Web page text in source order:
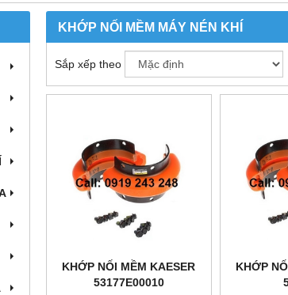
KHỚP NỐI MỀM MÁY NÉN KHÍ
Sắp xếp theo
KHỚP NỐI MỀM KAESER
53177E00010
KHỚP